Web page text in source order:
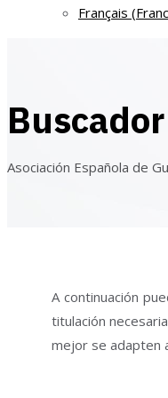
Français (
Asociación Española de
A continuación
titulación
mejor se adapten